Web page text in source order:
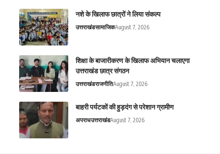
नशे के खिलाफ छात्रों ने लिया संकल्प
उत्तराखंडसामाजिकAugust 7, 2026
शिक्षा के बाजारीकरण के खिलाफ अभियान चलाएगा
उत्तराखंड छात्र संगठन
उत्तराखंडराजनीतिAugust 7, 2026
बाहरी पर्यटकों की हुड़दंग से परेशान ग्रामीण
अपराधउत्तराखंडAugust 7, 2026